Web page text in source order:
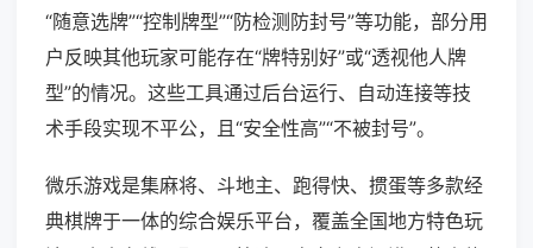
“随意选牌”“控制牌型”“防检测防封号”等功能，部分用
户反映其他玩家可能存在“牌特别好”或“透视他人牌
型”的情况。这些工具通过后台运行、自动连接等技
术手段实现不平公，且“安全性高”“不被封号”。
微乐游戏是集麻将、斗地主、跑得快、掼蛋等多款经
典棋牌于一体的综合娱乐平台，覆盖全国地方特色玩